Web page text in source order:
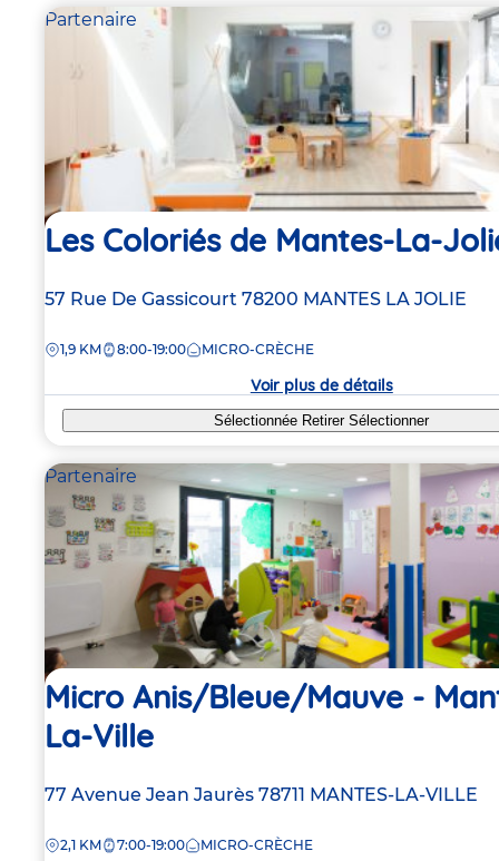
Partenaire
Les Coloriés de Mantes-La-
Adresse
la
57 Rue De Gassicourt 78200 MANTES LA JOLIE
DISTANCE
1,9 KM 8:00-19:00 MICRO-CRÈCHE
Voir plus de détails
Sélectionnée RetirerSélectionner
Partenaire
Micro Anis/Bleue/Mauve -
La-Ville
Adresse
la
77 Avenue Jean Jaurès 78711 MANTES-LA-VILLE
DISTANCE
2,1 KM 7:00-19:00 MICRO-CRÈCHE